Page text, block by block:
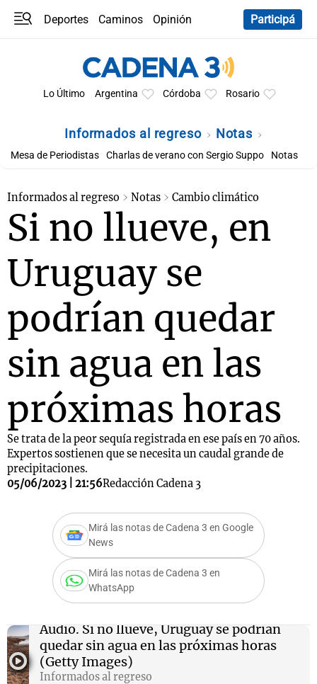
Deportes Caminos
Opinión
Participá
Lo Último Argentina Córdoba Rosario
Informados al regreso Notas
Mesa de Periodistas Charlas de verano con Sergio Suppo Notas
Informados al regreso Notas Cambio climático
Si no llueve, en
Uruguay se
podrían quedar
sin agua en las
próximas horas
Se trata de la peor sequía registrada en ese país en 70 años.
Expertos sostienen que se necesita un caudal grande de
precipitaciones.
05/06/2023 | 21:56Redacción Cadena 3
Mirá las notas de Cadena 3 en Google
News
Mirá las notas de Cadena 3 en
WhatsApp
Audio. Si no llueve, Uruguay se podrían
quedar sin agua en las próximas horas
(Getty Images)
Informados al regreso